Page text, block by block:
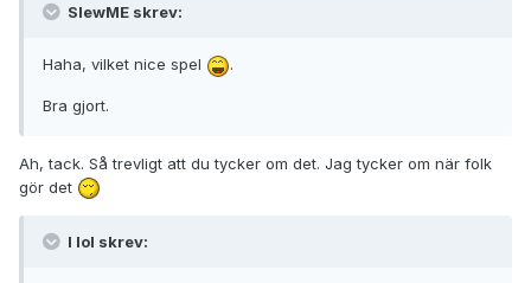
SlewME skrev:
Haha, vilket nice spel .
Bra gjort.
Ah, tack. Så trevligt att du tycker om det. Jag tycker om när folk
gör det
I lol skrev: